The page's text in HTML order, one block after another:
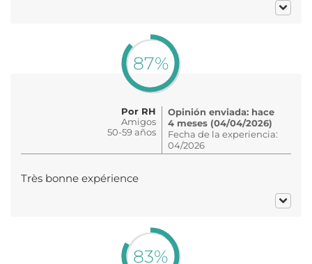
87%
Por RH
Amigos
50-59 años
Opinión enviada: hace
4 meses (04/04/2026)
Fecha de la experiencia:
04/2026
Très bonne expérience
83%